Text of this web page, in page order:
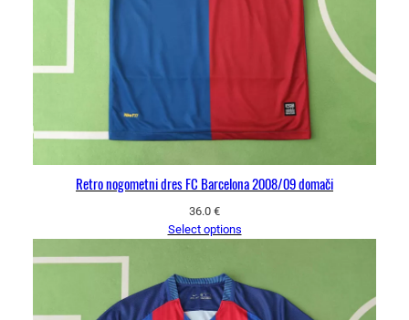
Retro nogometni dres FC Barcelona 2008/09 domači
36.0 €
Select options